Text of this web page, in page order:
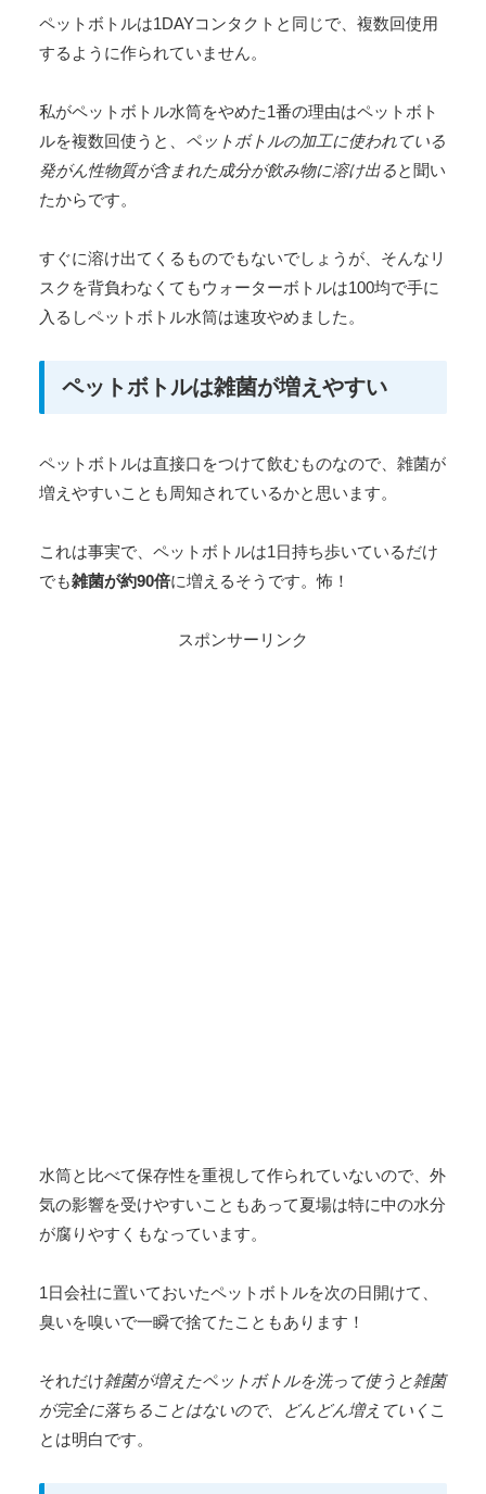
ペットボトルは1DAYコンタクトと同じで、複数回使用
するように作られていません。
私がペットボトル水筒をやめた1番の理由はペットボト
ルを複数回使うと、 ペットボトルの加工に使われている
発がん性物質が含まれた成分が飲み物に溶け出ると聞い
たからです。
すぐに溶け出てくるものでもないでしょうが、そんなリ
スクを背負わなくてもウォーターボトルは100均で手に
入るしペットボトル水筒は速攻やめました。
ペットボトルは雑菌が増えやすい
ペットボトルは直接口をつけて飲むものなので、雑菌が
増えやすいことも周知されているかと思います。
これは事実で、ペットボトルは1日持ち歩いているだけ
でも雑菌が約90倍に増えるそうです。怖！
スポンサーリンク
水筒と比べて保存性を重視して作られていないので、外
気の影響を受けやすいこともあって夏場は特に中の水分
が腐りやすくもなっています。
1日会社に置いておいたペットボトルを次の日開けて、
臭いを嗅いで一瞬で捨てたこともあります！
それだけ雑菌が増えたペットボトルを洗って使うと雑菌
が完全に落ちることはないので、どんどん増えていく こ
とは明白です。